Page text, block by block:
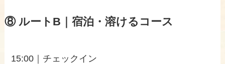
⑧ ルートB｜宿泊・溶けるコース
15:00｜チェックイン